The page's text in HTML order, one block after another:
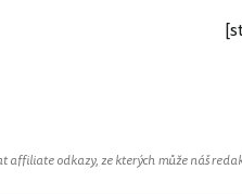
affiliate odkazy, ze kterých může náš